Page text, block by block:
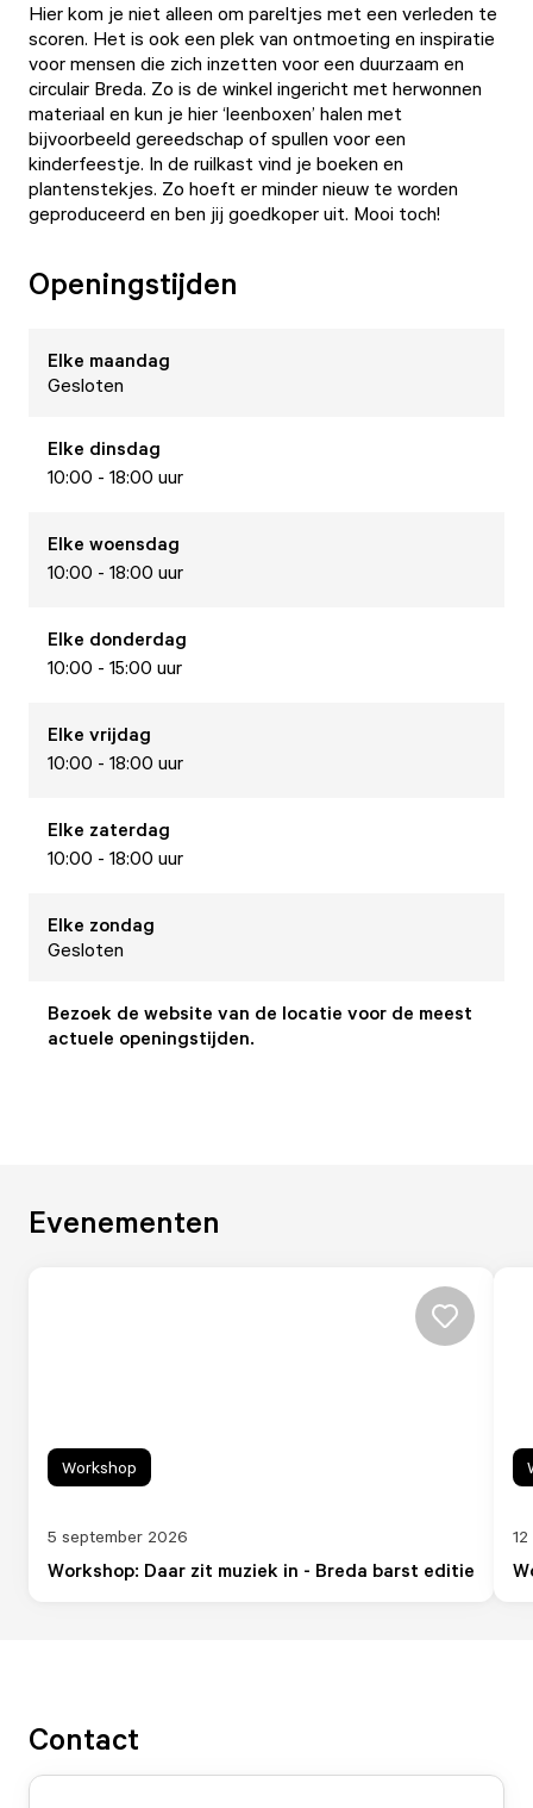
Hier kom je niet alleen om pareltjes met een verleden te
scoren. Het is ook een plek van ontmoeting en inspiratie
voor mensen die zich inzetten voor een duurzaam en
circulair Breda. Zo is de winkel ingericht met herwonnen
materiaal en kun je hier ‘leenboxen’ halen met
bijvoorbeeld gereedschap of spullen voor een
kinderfeestje. In de ruilkast vind je boeken en
plantenstekjes. Zo hoeft er minder nieuw te worden
geproduceerd en ben jij goedkoper uit. Mooi toch!
Openingstijden
Elke maandag
Gesloten
Elke dinsdag
10:00 - 18:00 uur
Elke woensdag
10:00 - 18:00 uur
Elke donderdag
10:00 - 15:00 uur
Elke vrijdag
10:00 - 18:00 uur
Elke zaterdag
10:00 - 18:00 uur
Elke zondag
Gesloten
Bezoek de website van de locatie voor de meest
actuele openingstijden.
Evenementen
Workshop: Daar zit muziek in - Breda barst editie
5 september 2026
Workshop
Contact